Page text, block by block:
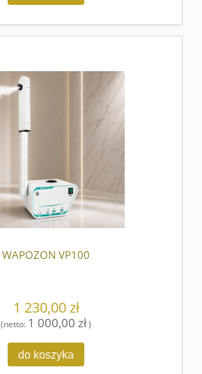
WAPOZON VP100
1 230,00 zł
(netto: 1 000,00 zł)
do koszyka